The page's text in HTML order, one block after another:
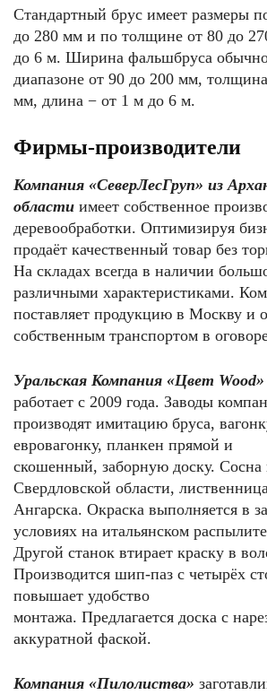
Стандартный брус имеет размеры
до 280 мм и по толщине от 80 до
до 6 м. Ширина фальшбруса обычно
диапазоне от 90 до 200 мм,
мм, длина − от 1 м до 6 м.
Фирмы-производители
Компания «СеверЛесГруп» из
области имеет собственное
деревообработки. Оптимизируя
продаёт качественный товар без
На складах всегда в наличии
различными характеристиками.
поставляет продукцию в Москву и
собственным транспортом в
Уральская Компания «Цвет Wood»
работает с 2009 года. Заводы
производят имитацию бруса,
евровагонку, планкен прямой и
скошенный, заборную доску. Сосна
Свердловской области,
Ангарска. Окраска выполняется в
условиях на итальянском
Другой станок втирает краску в
Производится шип-паз с четырёх
повышает удобство
монтажа. Предлагается доска с
аккуратной фаской.
Компания «Пилолиства»